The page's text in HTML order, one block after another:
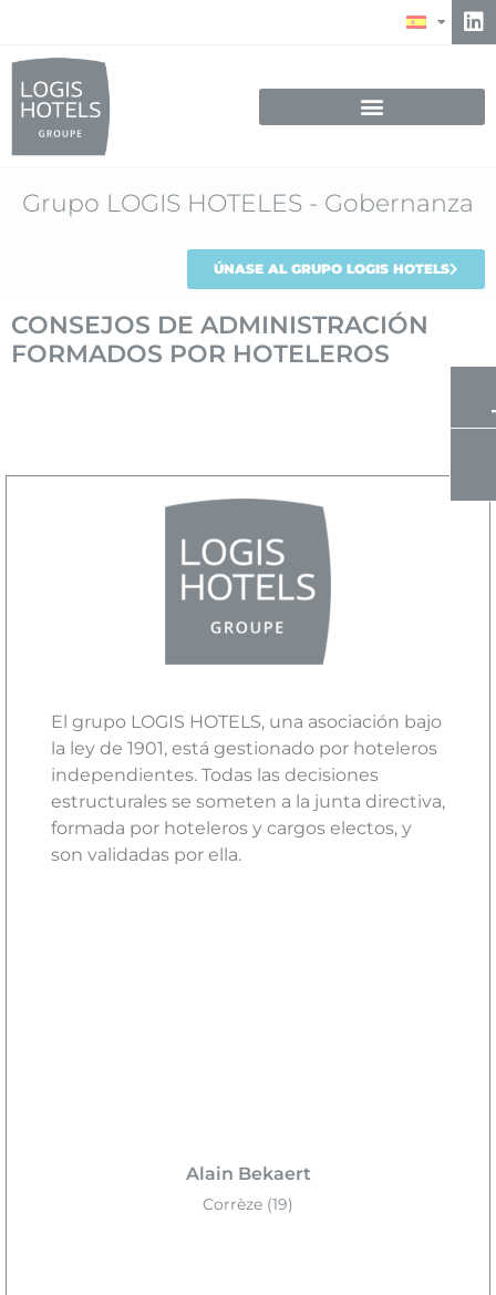
Grupo LOGIS HOTELES - Gobernanza
ÚNASE AL GRUPO LOGIS HOTELS
CONSEJOS DE ADMINISTRACIÓN
FORMADOS POR HOTELEROS
El grupo LOGIS HOTELS, una asociación bajo
la ley de 1901, está gestionado por hoteleros
independientes. Todas las decisiones
estructurales se someten a la junta directiva,
formada por hoteleros y cargos electos, y
son validadas por ella.
Alain Bekaert
Corrèze (19)